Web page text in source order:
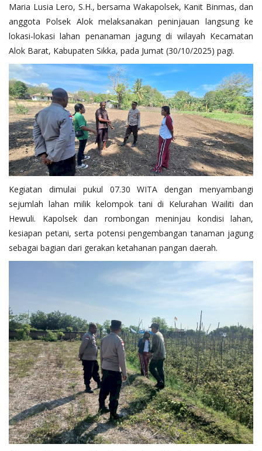
Maria Lusia Lero, S.H., bersama Wakapolsek, Kanit Binmas, dan
anggota Polsek Alok melaksanakan peninjauan langsung ke
lokasi-lokasi lahan penanaman jagung di wilayah Kecamatan
Alok Barat, Kabupaten Sikka, pada Jumat (30/10/2025) pagi.
Kegiatan dimulai pukul 07.30 WITA dengan menyambangi
sejumlah lahan milik kelompok tani di Kelurahan Wailiti dan
Hewuli. Kapolsek dan rombongan meninjau kondisi lahan,
kesiapan petani, serta potensi pengembangan tanaman jagung
sebagai bagian dari gerakan ketahanan pangan daerah.